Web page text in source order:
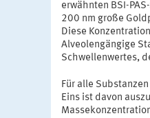
erwähnten BSI-
200 nm große
Diese
Alveolengängige
Schwellenwertes,
Für alle
Eins ist davon